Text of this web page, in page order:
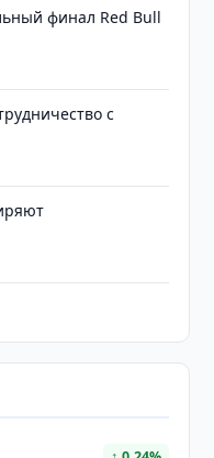
финал Red Bull
с